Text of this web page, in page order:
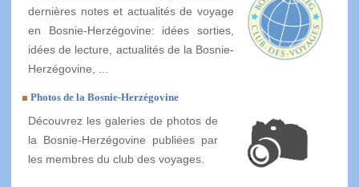
dernières notes et actualités de voyage
en Bosnie-Herzégovine: idées sorties,
idées de lecture, actualités de la Bosnie-
Herzégovine, ...
Photos de la Bosnie-Herzégovine
Découvrez les galeries de photos de
la Bosnie-Herzégovine publiées par
les membres du club des voyages.